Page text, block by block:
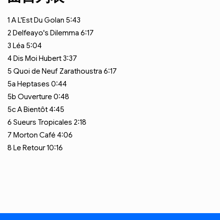
1 A L'Est Du Golan 5:43
2 Delfeayo's Dilemma 6:17
3 Léa 5:04
4Dis Moi Hubert 3:37
5 Quoi de Neuf Zarathoustra 6:17
5a Heptases 0:44
5b Ouverture0:48
5cA Bientôt4:45
6 Sueurs Tropicales 2:18
7 Morton Café4:06
8 Le Retour10:16